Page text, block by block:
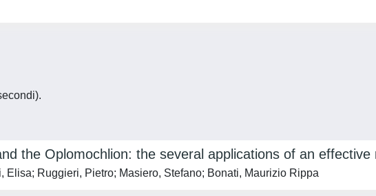
the Oplomochlion: the several applications of an effective
Ruggieri, Pietro; Masiero, Stefano; Bonati, Maurizio Rippa